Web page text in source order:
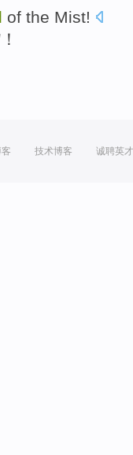
of the Mist!
技术博客 诚聘英才